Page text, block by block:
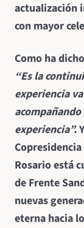
actualización
con mayor
Como ha
“Es la
experiencia
experiencia”.
Rosario está
de Frente
nuevas
eterna hacia